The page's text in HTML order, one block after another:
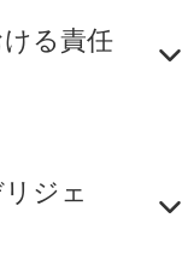
る責任
ジェ